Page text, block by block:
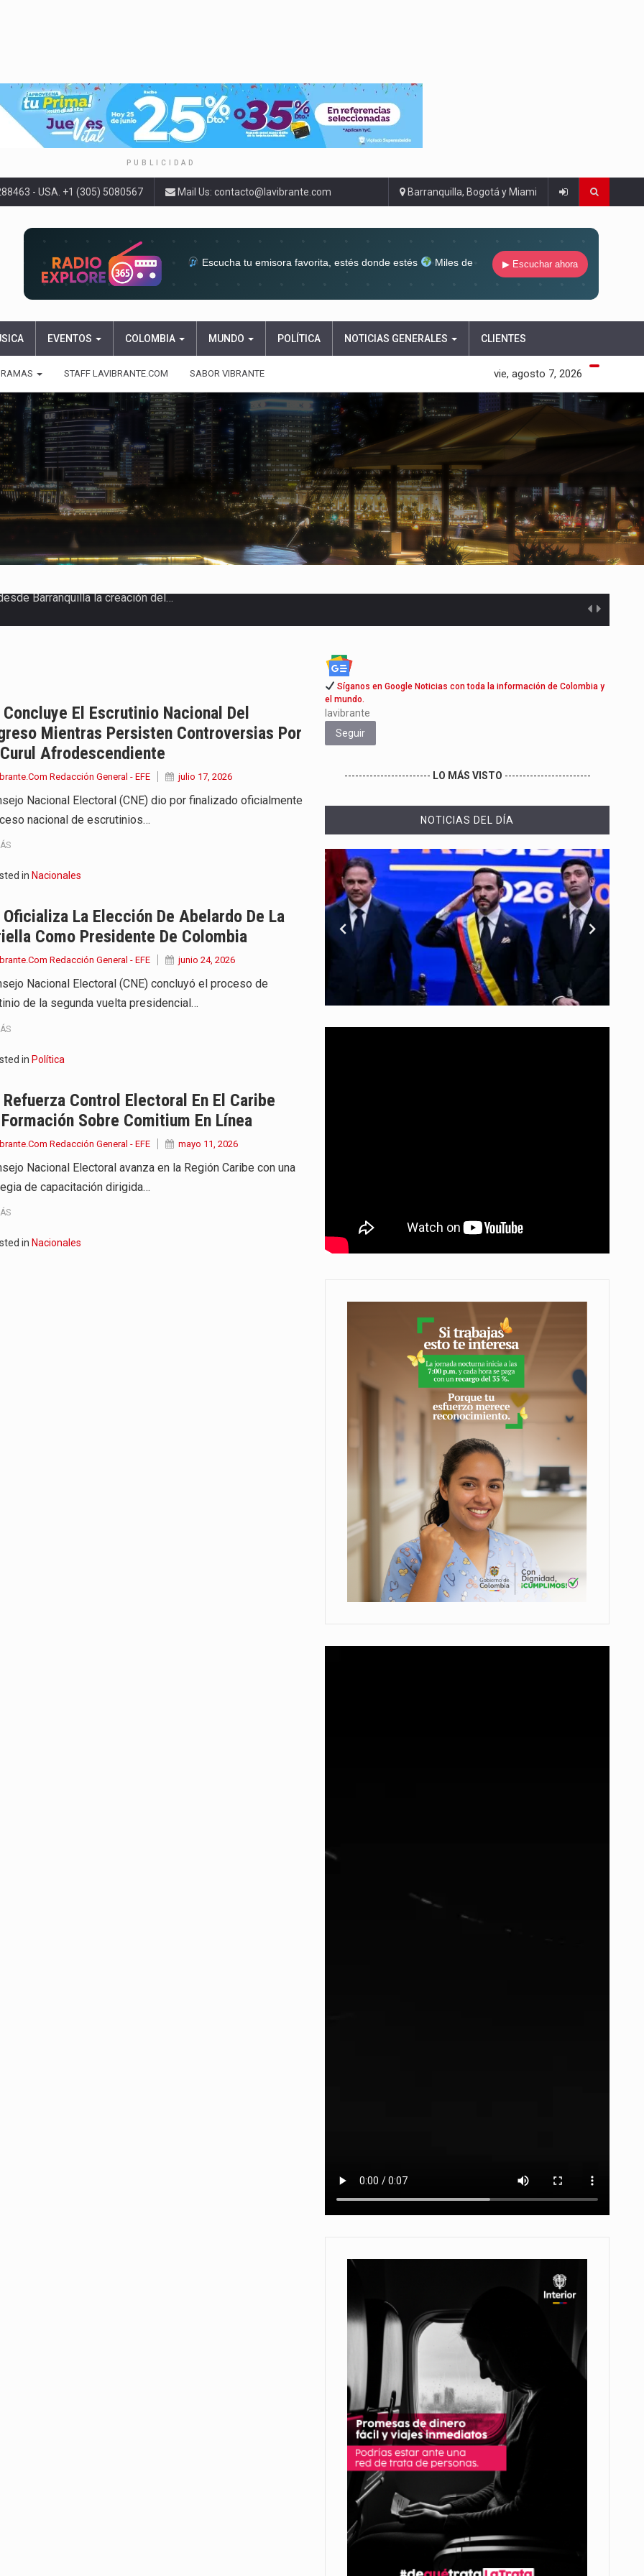
PUBLICIDAD
- USA. +1 (305) 5080567 Mail Us: contacto@lavibrante.com Barranquilla, Bogotá y Miami
Escucha tu emisora favorita, estés donde estés
Miles de
▶ Escuchar ahora
EVENTOS COLOMBIA MUNDO POLÍTICA NOTICIAS GENERALES CLIENTES
STAFF LAVIBRANTE.COM SABOR VIBRANTE vie, agosto 7, 2026
este viernes 7 de agosto…
vuelve a sorprender a sus seguidores…
Kevin Arley Acosta Pico,…
comenzó a dar señales…
las protagonistas durante la…
el próximo 16 de…
7…
Barranquilla la creación del…
Concluye El Escrutinio Nacional Del
Mientras Persisten Controversias Por
Afrodescendiente
Redacción General - EFE julio 17, 2026
Nacional Electoral (CNE) dio por finalizado oficialmente
nacional de escrutinios…
in Nacionales
Oficializa La Elección De Abelardo De La
Como Presidente De Colombia
Redacción General - EFE junio 24, 2026
Nacional Electoral (CNE) concluyó el proceso de
de la segunda vuelta presidencial…
in Política
Refuerza Control Electoral En El Caribe
Sobre Comitium En Línea
Redacción General - EFE mayo 11, 2026
Nacional Electoral avanza en la Región Caribe con una
de capacitación dirigida…
in Nacionales
Síganos en Google Noticias con toda la información de Colombia y
el mundo.
lavibrante
Seguir
------------------------ LO MÁS VISTO ------------------------
NOTICIAS DEL DÍA